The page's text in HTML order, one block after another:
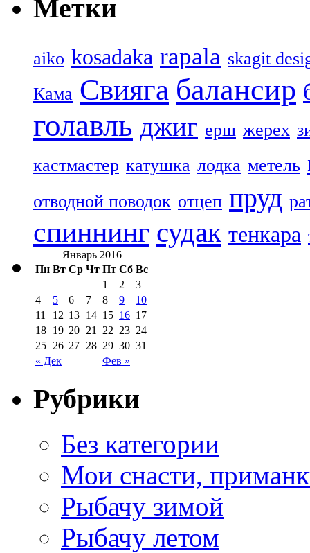
Метки
aiko kosadaka rapala skagit
Кама Свияга балансир
голавль джиг ерш жерех
кастмастер катушка лодка метель
отводной поводок отцеп пруд
спиннинг судак тенкара
Январь 2016
Пн Вт Ср Чт Пт Сб Вс
« Дек Фев »
1 2
3
4
5 6 7 8 9
10
11
12 13 14 15 16 17
18 19 20 21 22 23 24
25 26 27 28 29 30 31
Рубрики
Без категории
Мои снасти,
Рыбачу зимой
Рыбачу летом